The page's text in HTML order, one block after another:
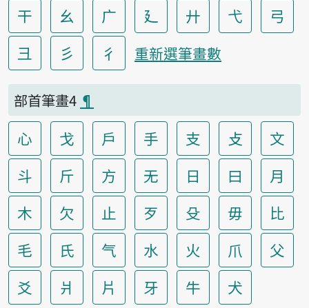
干
幺 广 廴 廾 弋
弓
彐
彡 彳 重新選筆畫數
部首筆畫4 ¶
心 戈 戶 手 支 攴
文
斗
斤 方 无 日 曰
月
木
欠 止 歹 殳 毋
比
毛
氏 气 水 火 爪
父
爻
爿 片 牙 牛 犬